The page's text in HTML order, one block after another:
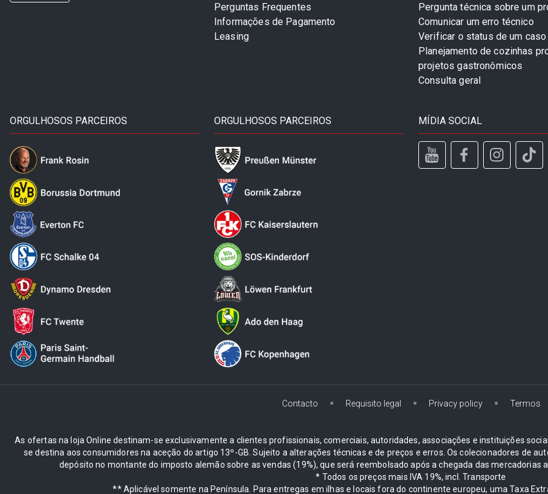
Perguntas Frequentes
Informações de Pagamento
Leasing
Pergunta técnica sobre um
Comunicar um erro técnico
Verificar o status de um
Planejamento de cozinhas
projetos gastronômicos
Consulta geral
ORGULHOSOS PARCEIROS ORGULHOSOS PARCEIROS MÍDIA SOCIAL
Contacto Requisito legal Privacy policy Termos
As ofertas na loja Online destinam-se exclusivamente a clientes profissionais, comerciais, autoridades, associações e instituições
se destina aos consumidores na aceção do artigo 13º-GB. Sujeito a alterações técnicas e de preços e erros. Os colecionadores de
depósito no montante do imposto alemão sobre as vendas (19%), que será reembolsado após a chegada das mercadorias
* Todos os preços mais IVA 19%, incl. Transporte
** Aplicável somente na Península. Para entregas em ilhas e locais fora do continente europeu, uma Taxa